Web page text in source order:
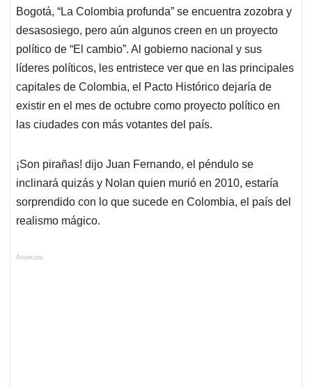
Bogotá, “La Colombia profunda” se encuentra zozobra y
desasosiego, pero aún algunos creen en un proyecto
político de “El cambio”. Al gobierno nacional y sus
líderes políticos, les entristece ver que en las principales
capitales de Colombia, el Pacto Histórico dejaría de
existir en el mes de octubre como proyecto político en
las ciudades con más votantes del país.
¡Son pirañas! dijo Juan Fernando, el péndulo se
inclinará quizás y Nolan quien murió en 2010, estaría
sorprendido con lo que sucede en Colombia, el país del
realismo mágico.
Anuncios.